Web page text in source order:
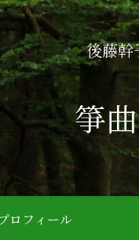
後藤幹
箏
ロフィール